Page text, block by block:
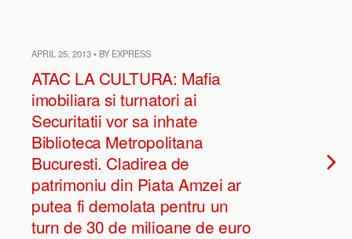
APRIL 25, 2013 • BY EXPRESS
ATAC LA CULTURA: Mafia
imobiliara si turnatori ai
Securitatii vor sa inhate
Biblioteca Metropolitana
Bucuresti. Cladirea de
patrimoniu din Piata Amzei ar
putea fi demolata pentru un
turn de 30 de milioane de euro